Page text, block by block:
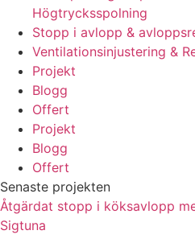
Högtrycksspolning
Stopp i avlopp &
Ventilationsinjustering &
Projekt
Blogg
Offert
Projekt
Blogg
Offert
Senaste projekten
Åtgärdat stopp i köksavlopp
Sigtuna